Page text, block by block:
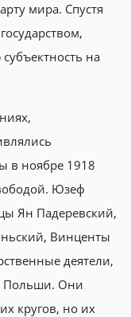
мира. Спустя
на
в ноябре 1918
Юзеф
Ян Падеревский,
Винценты
деятели,
Польши. Они
кругов, но их